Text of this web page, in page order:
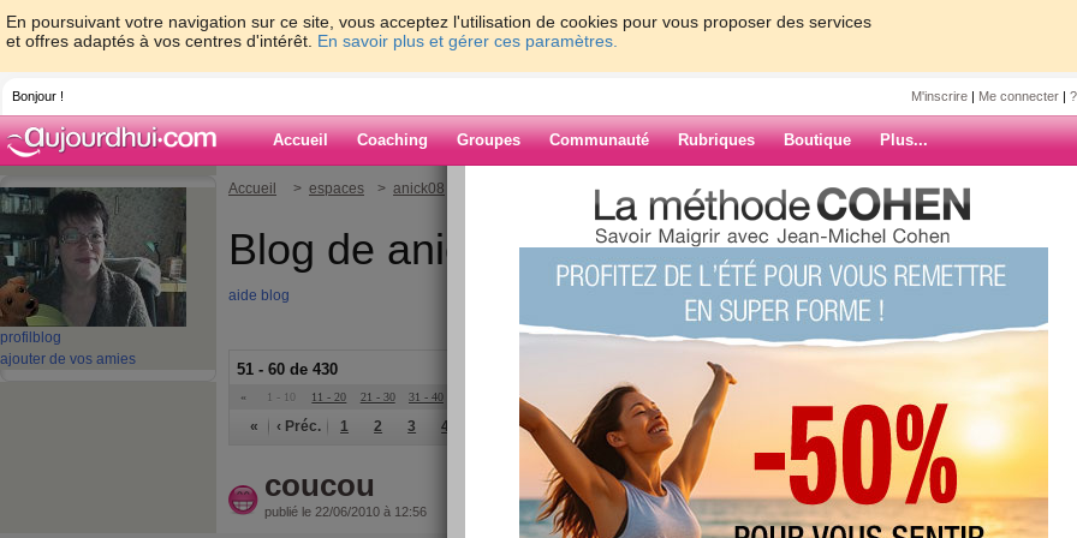
En poursuivant votre navigation sur ce site, vous acceptez l'utilisation de cookies pour vous proposer des services
et offres adaptés à vos centres d'intérêt. En savoir plus et gérer ces paramètres.
Bonjour ! M'inscrire | Me connecter |
Accueil Coaching Groupes Communauté Rubriques Boutique Plus...
profil blog
ajouter de vos amies
Accueil > espaces > anick08
Blog de anick08
aide blog
51 - 60 de 430
« 1 - 10 11 - 20 21 - 30 31 - 40
« ‹ Préc. 1 2 3 4 7 8 9 10 Suiv. ›
coucou
publié le 22/06/2010 à 12:56 ARCHIVES